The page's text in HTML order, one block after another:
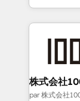
across 9
insight with
grow. For over 12 years, we’ve delivered 500+
solutions
and loop
Our
株式会社
par 株式会社